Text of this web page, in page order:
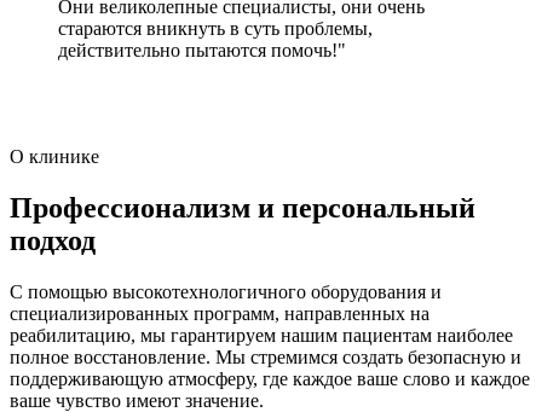
Они великолепные специалисты, они очень
стараются вникнуть в суть проблемы,
действительно пытаются помочь!"
О клинике
Профессионализм и персональный
подход
С помощью высокотехнологичного оборудования и
специализированных программ, направленных на
реабилитацию, мы гарантируем нашим пациентам наиболее
полное восстановление. Мы стремимся создать безопасную и
поддерживающую атмосферу, где каждое ваше слово и каждое
ваше чувство имеют значение.